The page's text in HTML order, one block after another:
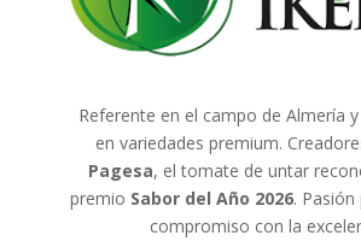
Referente en el campo de Almería
en variedades premium.
Pagesa, el tomate de untar
premio Sabor del Año 2026. Pasión
compromiso con la